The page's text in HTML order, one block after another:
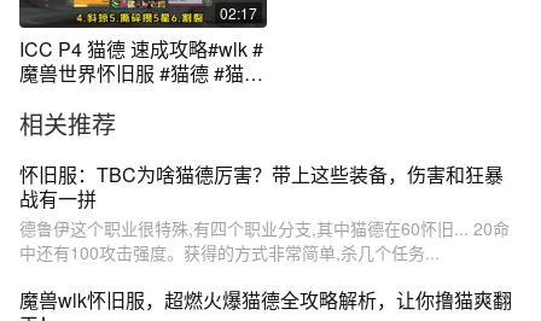
02:17
ICC P4 猫德 速成攻略#wlk #
魔兽世界怀旧服 #猫德 #猫德
相关推荐
怀旧服：TBC为啥猫德厉害？带上这些装备，伤害和狂暴
战有一拼
德鲁伊这个职业很特殊,有四个职业分支,其中猫德在60怀旧... 20命
中还有100攻击强度。获得的方式非常简单,杀几个任务...
魔兽wlk怀旧服，超燃火爆猫德全攻略解析，让你撸猫爽翻